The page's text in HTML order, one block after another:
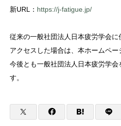
新URL： https://j-fatigue.jp/
従来の一般社団法人日本疲労学会
アクセスした場合は、本ホームペー
今後とも一般社団法人日本疲労学会
す。